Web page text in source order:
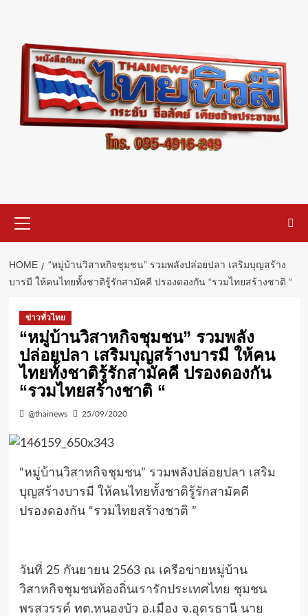
content
Menu
HOME
“หมู่บ้านวิสาหกิจชุมชน” รวมพลังปล่อยปลา เสริมบุญสร้าง
บารมี ให้คนไทยทั้งชาติรู้รักสามัคคี ปรองดองกัน “รวมไทยสร้างชาติ “
ข่าวทั่วไทย
“หมู่บ้านวิสาหกิจชุมชน” รวมพลัง
ปล่อยปลา เสริมบุญสร้างบารมี ให้คน
ไทยทั้งชาติรู้รักสามัคคี ปรองดองกัน
“รวมไทยสร้างชาติ “
@thainews 25/09/2020
“หมู่บ้านวิสาหกิจชุมชน” รวมพลังปล่อยปลา เสริม
บุญสร้างบารมี ให้คนไทยทั้งชาติรู้รักสามัคคี
ปรองดองกัน “รวมไทยสร้างชาติ ”
วันที่ 25 กันยายน 2563 ณ เครือข่ายหมู่บ้าน
วิสาหกิจชุมชนท้องถิ่นเรารักประเทศไทย ชุมชน
พรสวรรค์ ทต.หนองบัว อ.เมือง จ.อุดรธานี นาย